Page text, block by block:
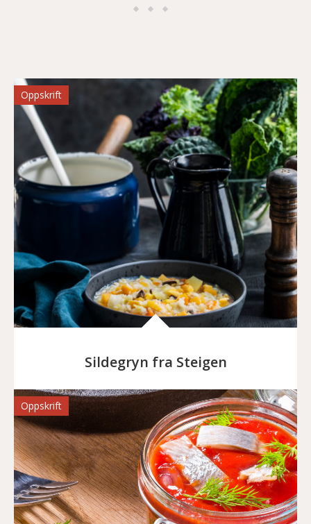
Oppskrift
Sildegryn fra Steigen
Oppskrift